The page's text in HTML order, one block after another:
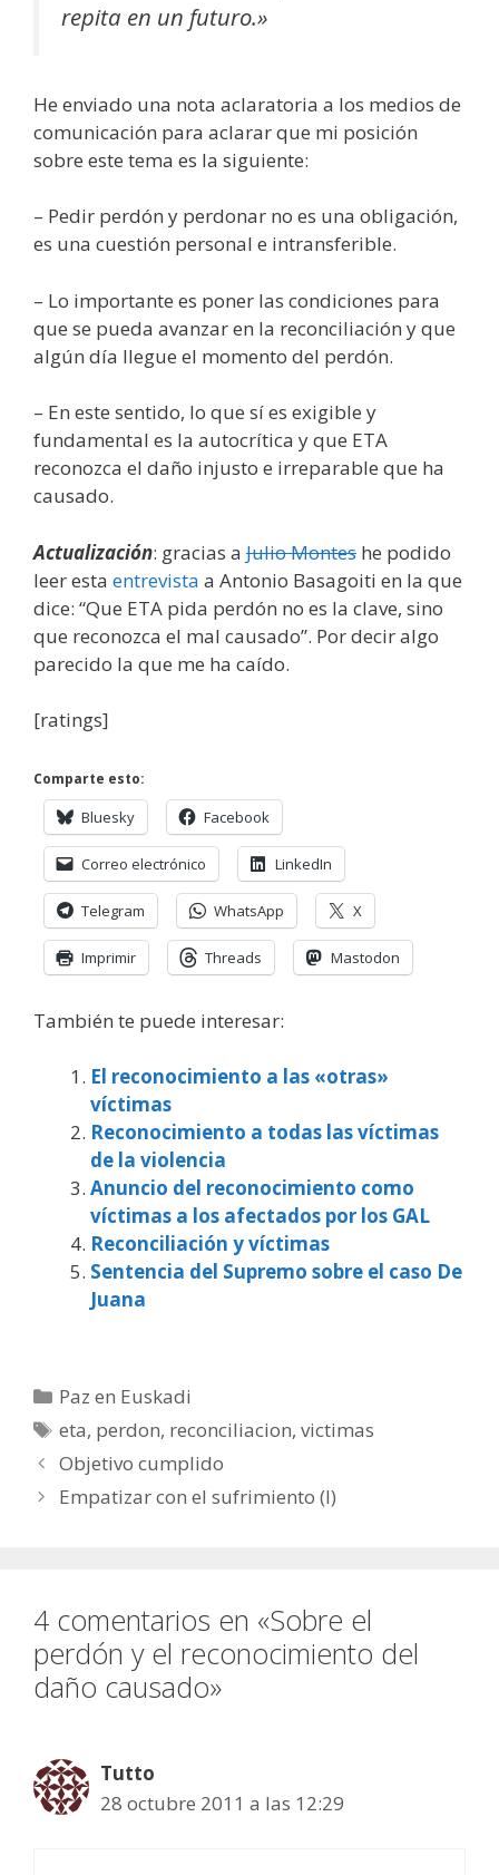
repita en un futuro.»
He enviado una nota aclaratoria a los medios de
comunicación para aclarar que mi posición
sobre este tema es la siguiente:
– Pedir perdón y perdonar no es una obligación,
es una cuestión personal e intransferible.
– Lo importante es poner las condiciones para
que se pueda avanzar en la reconciliación y que
algún día llegue el momento del perdón.
– En este sentido, lo que sí es exigible y
fundamental es la autocrítica y que ETA
reconozca el daño injusto e irreparable que ha
causado.
Actualización: gracias a Julio Montes he podido
leer esta entrevista a Antonio Basagoiti en la que
dice: “Que ETA pida perdón no es la clave, sino
que reconozca el mal causado”. Por decir algo
parecido la que me ha caído.
[ratings]
Comparte esto:
Bluesky Facebook
Correo electrónico LinkedIn
Telegram WhatsApp X
Imprimir Threads Mastodon
También te puede interesar:
El reconocimiento a las «otras»
víctimas
Reconocimiento a todas las víctimas
de la violencia
Anuncio del reconocimiento como
víctimas a los afectados por los GAL
Reconciliación y víctimas
Sentencia del Supremo sobre el caso De
Juana
Categorías
Paz en Euskadi
Etiquetas
eta, perdon, reconciliacion,victimas
Objetivo cumplido
Empatizar con el sufrimiento (I)
4 comentarios en «Sobre el
perdón y el reconocimiento del
daño causado»
Tutto
28 octubre 2011 a las 12:29